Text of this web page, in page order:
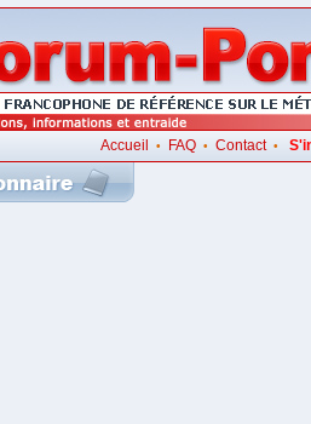
Accueil • FAQ• Contact•